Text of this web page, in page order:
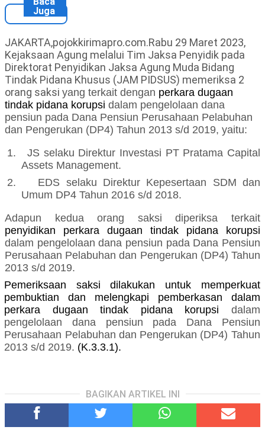
Juga
JAKARTA,pojokkirimapro.com.Rabu 29 Maret 2023,
Kejaksaan Agung melalui Tim Jaksa Penyidik pada
Direktorat Penyidikan Jaksa Agung Muda Bidang
Tindak Pidana Khusus (JAM PIDSUS) memeriksa 2
orang saksi yang terkait dengan perkara dugaan
tindak pidana korupsi dalam pengelolaan dana
pensiun pada Dana Pensiun Perusahaan Pelabuhan
dan Pengerukan (DP4) Tahun 2013 s/d 2019, yaitu:
1.
JS selaku Direktur Investasi PT Pratama Capital
Assets Management.
2.
EDS selaku Direktur Kepesertaan SDM dan
Umum DP4 Tahun 2016 s/d 2018.
Adapun kedua orang saksi diperiksa terkait
penyidikan perkara dugaan tindak pidana korupsi
dalam pengelolaan dana pensiun pada Dana Pensiun
Perusahaan Pelabuhan dan Pengerukan (DP4) Tahun
2013 s/d 2019.
Pemeriksaan saksi dilakukan untuk memperkuat
pembuktian dan melengkapi pemberkasan dalam
perkara dugaan tindak pidana korupsi dalam
pengelolaan dana pensiun pada Dana Pensiun
Perusahaan Pelabuhan dan Pengerukan (DP4) Tahun
2013 s/d 2019. (K.3.3.1).
BAGIKAN ARTIKEL INI